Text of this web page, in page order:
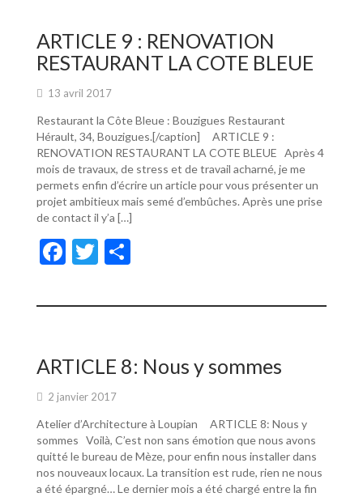
o
o
k
er
ARTICLE 9 : RENOVATION
RESTAURANT LA COTE BLEUE
13 avril 2017
Restaurant la Côte Bleue : Bouzigues Restaurant
Hérault, 34, Bouzigues.[/caption] ARTICLE 9 :
RENOVATION RESTAURANT LA COTE BLEUE Après 4
mois de travaux, de stress et de travail acharné, je me
permets enfin d’écrire un article pour vous présenter un
projet ambitieux mais semé d’embûches. Après une prise
de contact il y’a […]
F
e
o
o
k
T
itt ta
er
ARTICLE 8: Nous y sommes
2 janvier 2017
Atelier d’Architecture à Loupian ARTICLE 8: Nous y
sommes Voilà, C’est non sans émotion que nous avons
quitté le bureau de Mèze, pour enfin nous installer dans
nos nouveaux locaux. La transition est rude, rien ne nous
a été épargné… Le dernier mois a été chargé entre la fin